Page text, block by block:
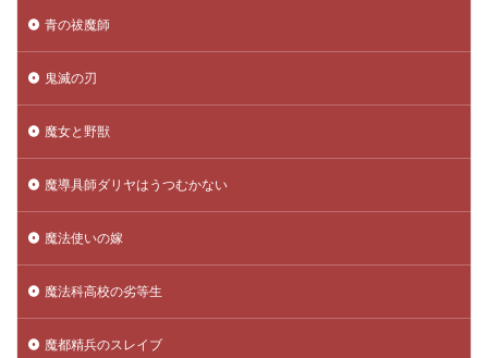
青の祓魔師
鬼滅の刃
魔女と野獣
魔導具師ダリヤはうつむかない
魔法使いの嫁
魔法科高校の劣等生
魔都精兵のスレイブ